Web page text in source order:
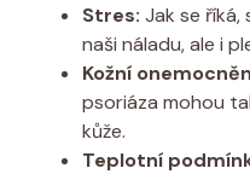
Stres: Jak se říká,
naši náladu, ale i
Kožní
psoriáza mohou
kůže.
Teplotní